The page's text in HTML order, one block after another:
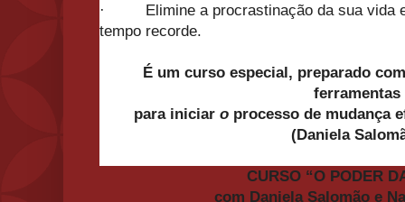
·
Elimine a procrastinação da sua vida
tempo recorde.
É um curso especial, preparado
ferramentas
para iniciar o processo de mudança
(Daniela
CURSO “O PODER
com Daniela Salomão e